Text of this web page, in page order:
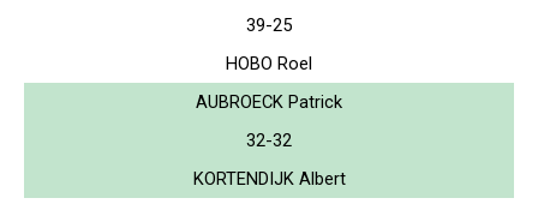
39-25
HOBO Roel
AUBROECK Patrick
32-32
KORTENDIJK Albert